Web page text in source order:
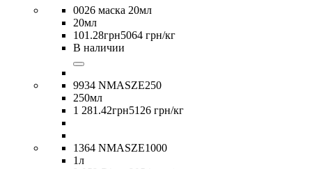
0026 маска 20мл
20мл
101 .28грн5064 грн/кг
В наличии
9934 NMASZE250
250мл
1 281 .42грн5126 грн/кг
1364 NMASZE1000
1л